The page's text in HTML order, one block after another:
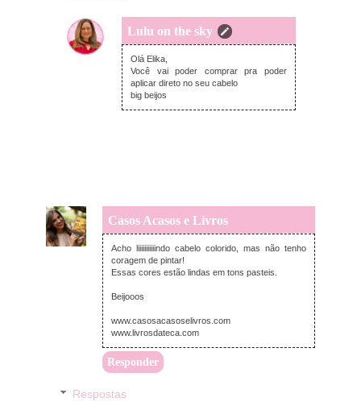
Lulu on the sky
terça-feira, julho 18, 2017
Olá Elika,
Você vai poder comprar pra poder
aplicar direto no seu cabelo
big beijos
Casos Acasos e Livros
terça-feira, julho 18, 2017
Acho liiiiiiiiiiindo cabelo colorido, mas não tenho
coragem de pintar!
Essas cores estão lindas em tons pasteis.
Beijooos
www.casosacasoselivros.com
www.livrosdateca.com
Responder
Respostas